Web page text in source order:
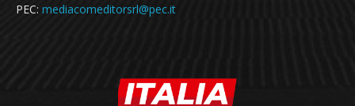
PEC: mediacomeditorsrl@pec.it